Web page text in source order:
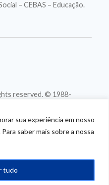
sua experiência em nosso
Para saber mais sobre a nossa
tudo
– CEBAS – Educação.
reserved. © 1988-